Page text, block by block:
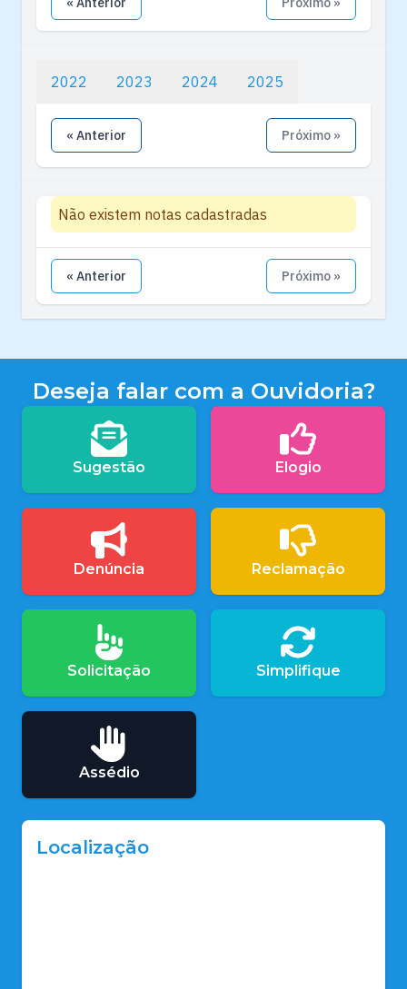
2022 2023 2024 2025
« Anterior Próximo »
Não existem notas cadastradas
« Anterior Próximo »
Deseja falar com a Ouvidoria?
Sugestão Elogio
Denúncia Reclamação
Solicitação Simplifique
Assédio
Localização